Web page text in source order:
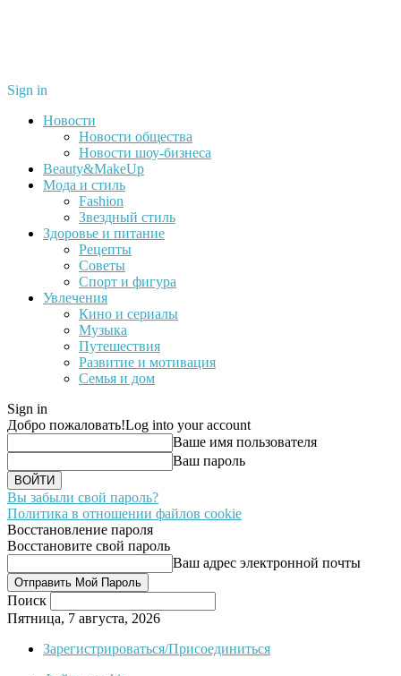
Sign in
Новости
Новости общества
Новости шоу-бизнеса
Beauty&MakeUp
Мода и стиль
Fashion
Звездный стиль
Здоровье и питание
Рецепты
Советы
Спорт и фигура
Увлечения
Кино и сериалы
Музыка
Путешествия
Развитие и мотивация
Семья и дом
Sign in
Добро пожаловать!Log into your account
Ваше имя пользователя
Ваш пароль
Вы забыли свой пароль?
Политика в отношении файлов cookie
Восстановление пароля
Восстановите свой пароль
Ваш адрес электронной почты
Поиск
Пятница, 7 августа, 2026
Зарегистрироваться/Присоединиться